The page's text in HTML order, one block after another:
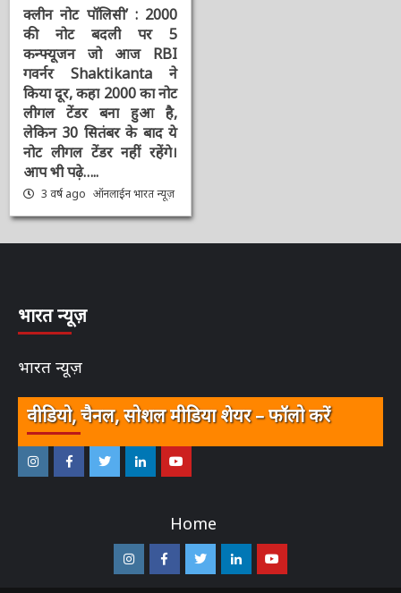
क्लीन नोट पॉलिसी’ : 2000
की नोट बदली पर 5
कन्फ्यूजन जो आज RBI
गवर्नर Shaktikanta ने
किया दूर, कहा 2000 का
नोट लीगल टेंडर बना हुआ है,
लेकिन 30 सितंबर के बाद ये
नोट लीगल टेंडर नहीं रहेंगे।
आप भी पढ़े…..
3 वर्ष ago ऑनलाईन भारत
भारत न्यूज़
भारत न्यूज़
वीडियो, चैनल, सोशल मीडिया शेयर – फॉलो करें
ऑनलाईन
ऑनलाईन
भारत
न्यूज़
यू-
ट्यूब
–
Home